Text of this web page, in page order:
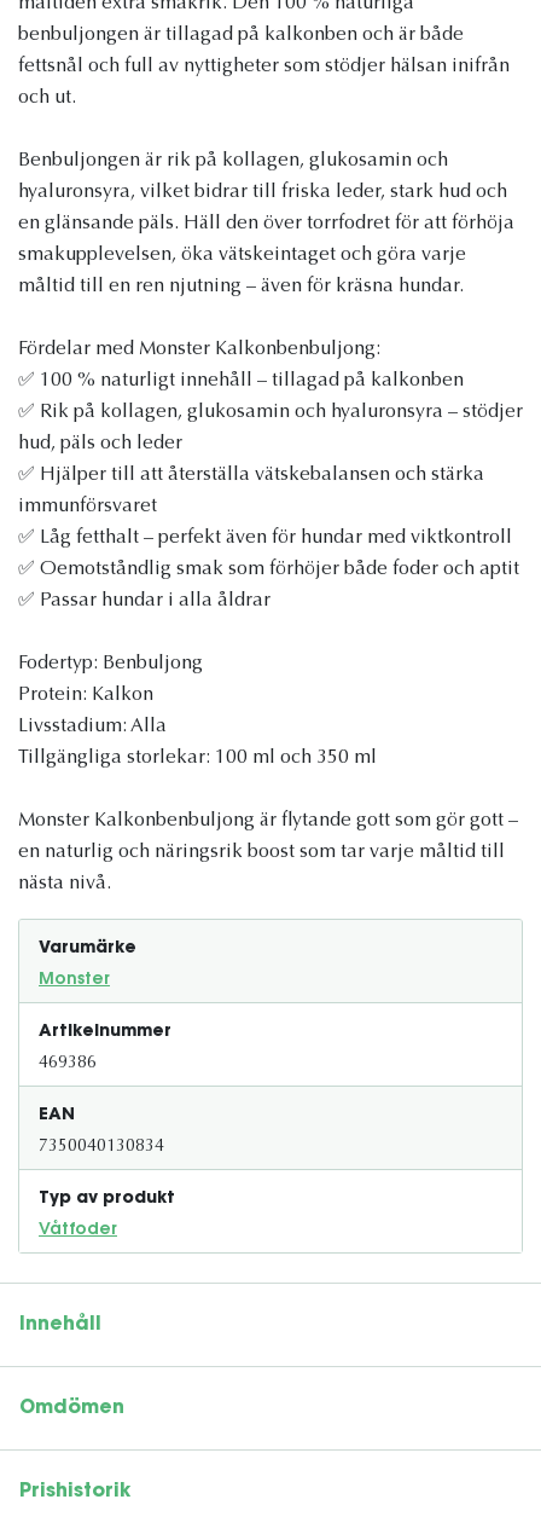
benbuljongen är tillagad på kalkonben och är både
fettsnål och full av nyttigheter som stödjer hälsan inifrån
och ut.
Benbuljongen är rik på kollagen, glukosamin och
hyaluronsyra, vilket bidrar till friska leder, stark hud och
en glänsande päls. Häll den över torrfodret för att förhöja
smakupplevelsen, öka vätskeintaget och göra varje
måltid till en ren njutning – även för kräsna hundar.
Fördelar med Monster Kalkonbenbuljong:
✅ 100 % naturligt innehåll – tillagad på kalkonben
✅ Rik på kollagen, glukosamin och hyaluronsyra – stödjer
hud, päls och leder
✅ Hjälper till att återställa vätskebalansen och stärka
immunförsvaret
✅ Låg fetthalt – perfekt även för hundar med viktkontroll
✅ Oemotståndlig smak som förhöjer både foder och aptit
✅ Passar hundar i alla åldrar
Fodertyp: Benbuljong
Protein: Kalkon
Livsstadium: Alla
Tillgängliga storlekar: 100 ml och 350 ml
Monster Kalkonbenbuljong är flytande gott som gör gott –
en naturlig och näringsrik boost som tar varje måltid till
nästa nivå.
Varumärke
Monster
Artikelnummer
469386
EAN
7350040130834
Typ av produkt
Våtfoder
Innehåll
Omdömen
Prishistorik